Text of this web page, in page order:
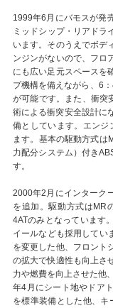
1999年6月にバモスが発
ミッドシップ・リアドラ
います。そのうえでボデ
ンジンがないので、フロ
にも広い足元スペースを
プ機構を備えながら、6
が可能です。また、衝突
術による衝突安全設計に
備としています。エンジ
ます。基本の駆動方式は
力配分システム）付き
す。
2000年2月にインターク
を追加。駆動方式はMR
4ATのみとなっています
イールなども採用してい
を変更した他、フロント
の拡大で快適性も向上さ
力や燃費を向上させた他
年4月にシート地やドア
を標準装備とした他、